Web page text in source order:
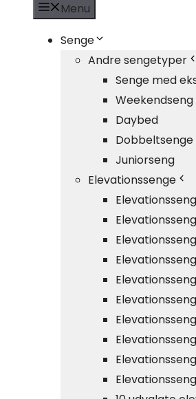
Menu
Senge
Andre sengetyper
Senge med
Daybed
Dobbeltsenge
Juniorseng
Elevationssenge